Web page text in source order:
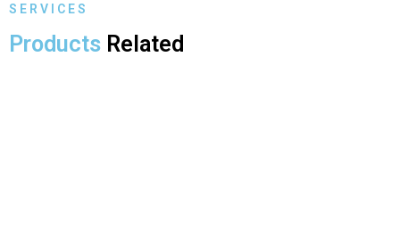
S E R V I C E S
Products Related